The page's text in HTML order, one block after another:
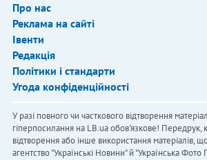
Про нас
Реклама на сайті
Івенти
Редакція
Політики і стандарти
Угода конфіденційності
У разі повного чи часткового відтворення
гіперпосилання на LB.ua обов'язкове! Передрук,
відтворення або інше використання матеріалів,
агентство "Українськi Новини" й "Українська Фото